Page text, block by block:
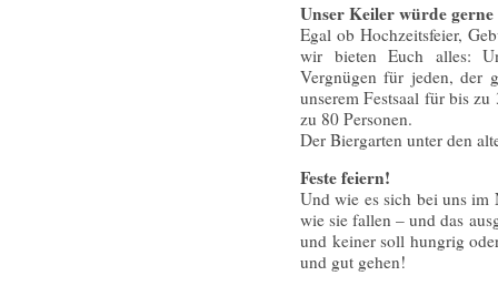
Unser Keiler würde
Egal ob Hochzeitsfeier,
wir bieten Euch alles:
Vergnügen für jeden, der
unserem Festsaal für bis
zu 80 Personen.
Der Biergarten unter den
Feste feiern!
Und wie es sich bei uns im
wie sie fallen – und das
und keiner soll hungrig
und gut gehen!